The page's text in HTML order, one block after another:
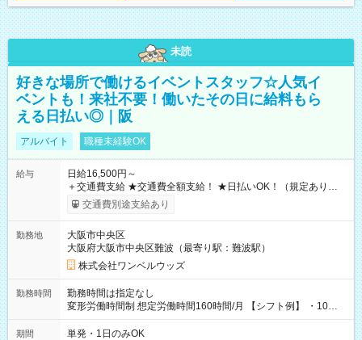
未読
好きな場所で働けるイベントスタッフ☆人気イ
ベントも！来社不要！働いたその日に給料もら
える日払い◎｜阪
アルバイト 職種未経験OK
給与
日給16,500円～
＋交通費支給 ★交通費全額支給！ ★日払いOK！（規定あり） ┗
働いたその日に現金GET♪ お仕事後はコンビニATMから 日払
交通費別途支給あり
勤務地
大阪市中央区
大阪府大阪市中央区難波（最寄り駅：難波駅）
株式会社ワンベルウッズ
勤務時間
勤務時間は指定なし
変形労働時間制 想定労働時間160時間/月 【シフト例】 ・10：
00～20：00
期間 単発・1日のみOK